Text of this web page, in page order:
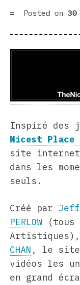
Posted on 30
Inspiré des
Nicest Place
site internet
dans les
seuls.
Créé par Jeff
PERLOW (tous
Artistiques),
CHAN , le site
vidéos les
en grand